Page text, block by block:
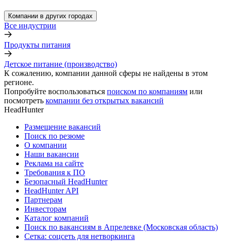
Компании в других городах
Все индустрии
Продукты питания
Детское питание (производство)
К сожалению, компании данной сферы не найдены в этом
регионе.
Попробуйте воспользоваться поиском по компаниям или
посмотреть компании без открытых вакансий
HeadHunter
Размещение вакансий
Поиск по резюме
О компании
Наши вакансии
Реклама на сайте
Требования к ПО
Безопасный HeadHunter
HeadHunter API
Партнерам
Инвесторам
Каталог компаний
Поиск по вакансиям в Апрелевке (Московская область)
Сетка: соцсеть для нетворкинга